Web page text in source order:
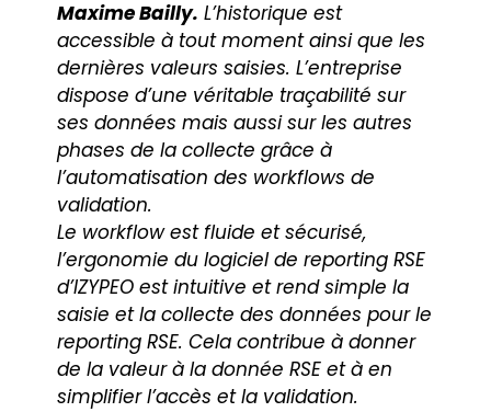
Maxime Bailly. L’historique est
accessible à tout moment ainsi que les
dernières valeurs saisies. L’entreprise
dispose d’une véritable traçabilité sur
ses données mais aussi sur les autres
phases de la collecte grâce à
l’automatisation des workflows de
validation.
Le workflow est fluide et sécurisé,
l’ergonomie du logiciel de reporting RSE
d’IZYPEO est intuitive et rend simple la
saisie et la collecte des données pour le
reporting RSE. Cela contribue à donner
de la valeur à la donnée RSE et à en
simplifier l’accès et la validation.